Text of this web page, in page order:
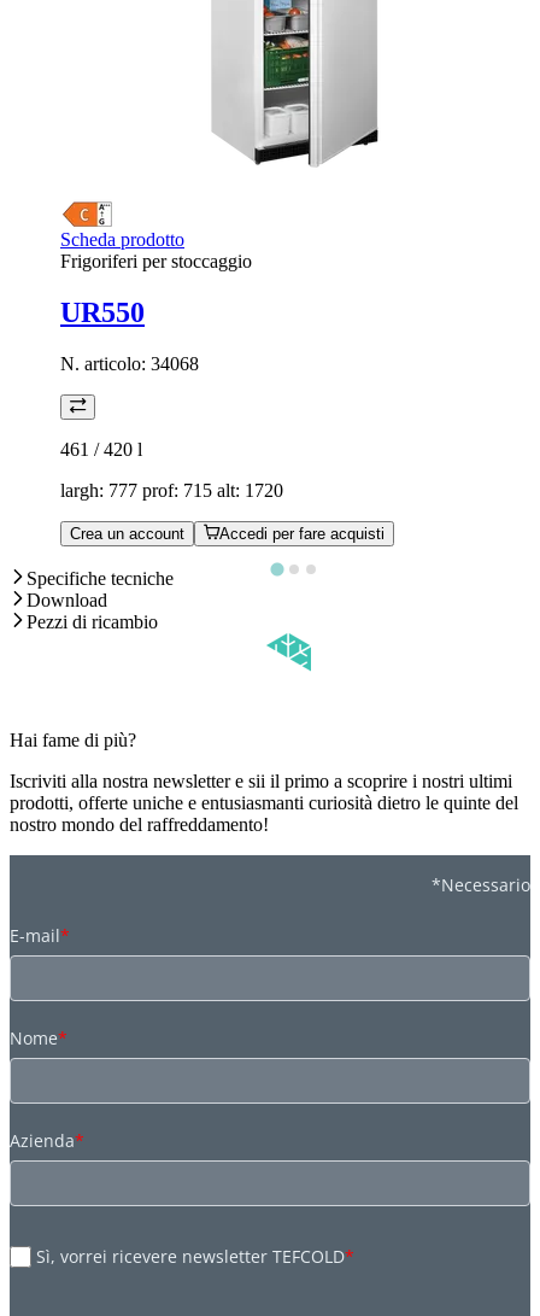
Scheda prodotto
Frigoriferi per stoccaggio
UR550
N. articolo: 34068
461 / 420 l
largh: 777 prof: 715 alt: 1720
Crea un account Accedi per fare acquisti
Specifiche tecniche
Download
Pezzi di ricambio
Hai fame di più?
Iscriviti alla nostra newsletter e sii il primo a scoprire i nostri ultimi
prodotti, offerte uniche e entusiasmanti curiosità dietro le quinte del
nostro mondo del raffreddamento!
*Necessario
E-mail*
Nome*
Azienda*
Sì, vorrei ricevere newsletter TEFCOLD*